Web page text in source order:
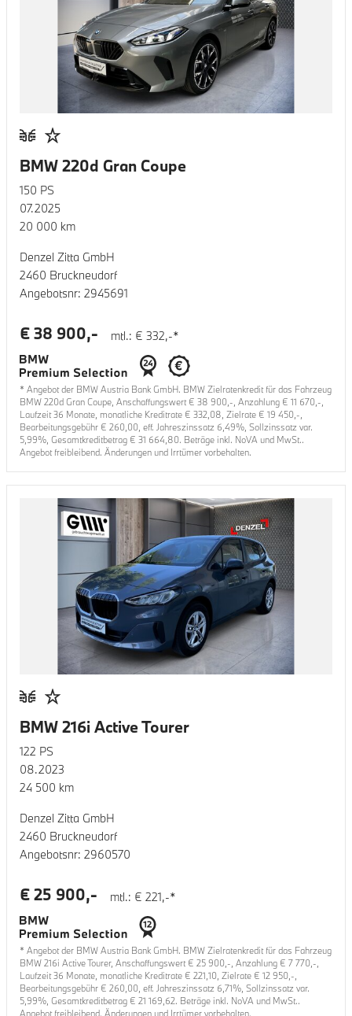
BMW 220d Gran Coupe
150 PS
07.2025
20 000 km
Denzel Zitta GmbH
2460 Bruckneudorf
Angebotsnr: 2945691
mtl.: € 332,-*
€ 38 900,-
* Angebot der BMW Austria Bank GmbH. BMW Zielratenkredit für das Fahrzeug
BMW 220d Gran Coupe, Anschaffungswert € 38 900,-, Anzahlung € 11 670,-,
Laufzeit36 Monate, monatliche Kreditrate € 332,08, Zielrate € 19 450,-,
Bearbeitungsgebühr € 260,00, eff. Jahreszinssatz 6,49%, Sollzinssatz var.
5,99%, Gesamtkreditbetrag € 31 664,80. Beträge inkl. NoVA und MwSt..
Angebot freibleibend. Änderungen und Irrtümer vorbehalten.
BMW 216i Active Tourer
122 PS
08.2023
24 500 km
Denzel Zitta GmbH
2460 Bruckneudorf
Angebotsnr: 2960570
mtl.: € 221,-*
€ 25 900,-
* Angebot der BMW Austria Bank GmbH. BMW Zielratenkredit für das Fahrzeug
BMW 216i Active Tourer, Anschaffungswert € 25 900,-, Anzahlung € 7 770,-,
Laufzeit36 Monate, monatliche Kreditrate € 221,10, Zielrate € 12 950,-,
Bearbeitungsgebühr € 260,00, eff. Jahreszinssatz 6,71%, Sollzinssatz var.
5,99%, Gesamtkreditbetrag € 21 169,62. Beträge inkl. NoVA und MwSt..
Angebot freibleibend. Änderungen und Irrtümer vorbehalten.